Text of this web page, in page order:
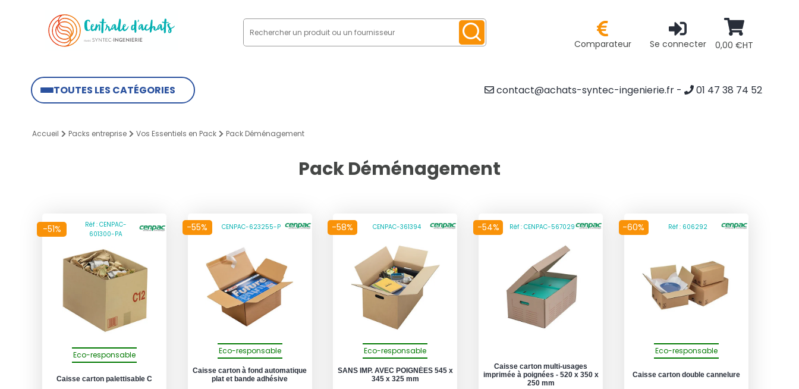
Comparateur Se connecter 0,00 €HT
TOUTES LES CATÉGORIES contact@achats-syntec-ingenierie.fr - 01 47 38 74 52
Accueil Packs entreprise Vos Essentiels en Pack Pack Déménagement
Pack Déménagement
-51%
Réf : CENPAC-
601300-PA
Eco-responsable
Caisse carton palettisable C
-55% CENPAC-623255-P
Eco-responsable
Caisse carton à fond automatique
plat et bande adhésive
-58% CENPAC-361394
Eco-responsable
SANS IMP. AVEC POIGNÉES 545 x
345 x 325 mm
-54% Réf : CENPAC-567029
Caisse carton multi-usages
imprimée à poignées - 520 x 350 x
250 mm
-60% Réf : 606292
Eco-responsable
Caisse carton double cannelure